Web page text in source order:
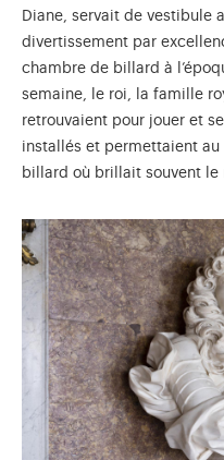
Diane, servait de vestibule
divertissement par
chambre de billard à
semaine, le roi, la famille
retrouvaient pour jouer et
installés et permettaient
billard où brillait souvent le